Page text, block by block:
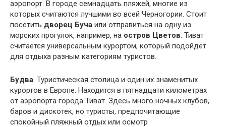
аэропорт. В городе семнадцать пляжей, многие из
которых считаются лучшими во всей Черногории. Стоит
посетить дворец Буча или отправиться на одну из
морских прогулок, например, на остров Цветов. Тиват
считается универсальным курортом, который подойдет
для отдыха разным категориям туристов.
Будва. Туристическая столица и один их знаменитых
курортов в Европе. Находится в пятнадцати километрах
от аэропорта города Тиват. Здесь много ночных клубов,
баров и дискотек, но туристы, предпочитающие
спокойный пляжный отдых или осмотр